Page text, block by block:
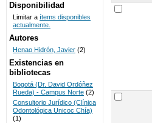
BIBLIOTECAS
UNICOC
Disponibilidad
Limitar a ítems disponibles
actualmente.
Autores
Henao Hidrón, Javier (2)
Existencias en
bibliotecas
Bogotá (Dr. David Ordóñez
Rueda) - Campus Norte (2)
Consultorio Jurídico (Clínica
Odontológica Unicoc Chía)
(1)